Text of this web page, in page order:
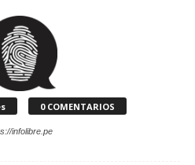
0 COMENTARIOS
infolibre.pe